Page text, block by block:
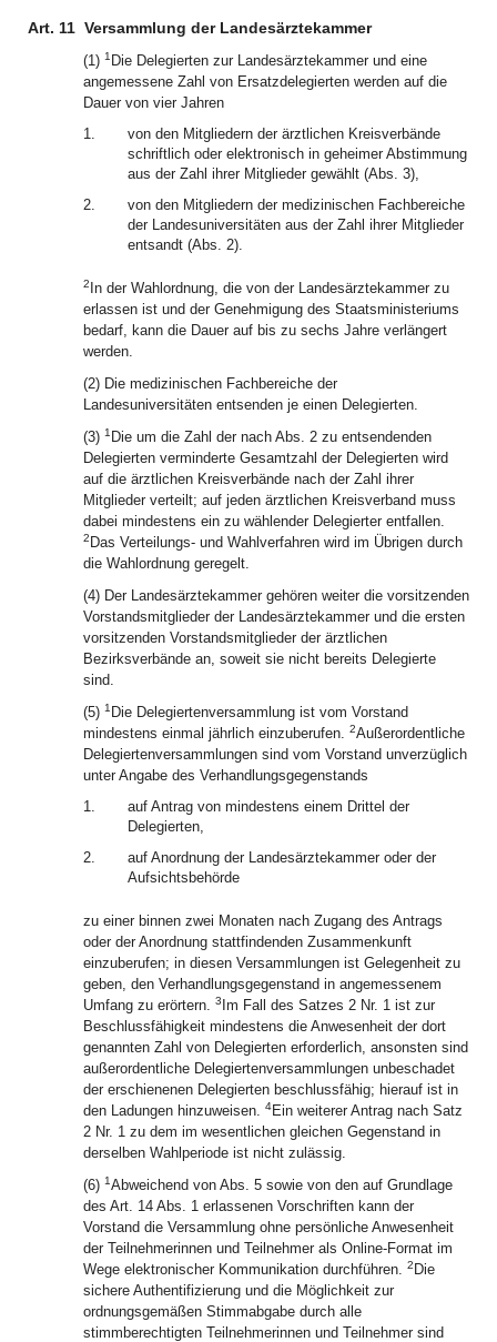
Art. 11 Versammlung der Landesärztekammer
(1) 1 Die Delegierten zur Landesärztekammer und eine
angemessene Zahl von Ersatzdelegierten werden auf die
Dauer von vier Jahren
1.
von den Mitgliedern der ärztlichen Kreisverbände
schriftlich oder elektronisch in geheimer Abstimmung
aus der Zahl ihrer Mitglieder gewählt (Abs. 3),
2.
von den Mitgliedern der medizinischen Fachbereiche
der Landesuniversitäten aus der Zahl ihrer Mitglieder
entsandt (Abs. 2).
2 In der Wahlordnung, die von der Landesärztekammer zu
erlassen ist und der Genehmigung des Staatsministeriums
bedarf, kann die Dauer auf bis zu sechs Jahre verlängert
werden.
(2) Die medizinischen Fachbereiche der
Landesuniversitäten entsenden je einen Delegierten.
(3) 1 Die um die Zahl der nach Abs. 2 zu entsendenden
Delegierten verminderte Gesamtzahl der Delegierten wird
auf die ärztlichen Kreisverbände nach der Zahl ihrer
Mitglieder verteilt; auf jeden ärztlichen Kreisverband muss
dabei mindestens ein zu wählender Delegierter entfallen.
2 Das Verteilungs- und Wahlverfahren wird im Übrigen durch
die Wahlordnung geregelt.
(4) Der Landesärztekammer gehören weiter die vorsitzenden
Vorstandsmitglieder der Landesärztekammer und die ersten
vorsitzenden Vorstandsmitglieder der ärztlichen
Bezirksverbände an, soweit sie nicht bereits Delegierte
sind.
(5) 1 Die Delegiertenversammlung ist vom Vorstand
mindestens einmal jährlich einzuberufen. 2Außerordentliche
Delegiertenversammlungen sind vom Vorstand unverzüglich
unter Angabe des Verhandlungsgegenstands
1.
auf Antrag von mindestens einem Drittel der
Delegierten,
2.
auf Anordnung der Landesärztekammer oder der
Aufsichtsbehörde
zu einer binnen zwei Monaten nach Zugang des Antrags
oder der Anordnung stattfindenden Zusammenkunft
einzuberufen; in diesen Versammlungen ist Gelegenheit zu
geben, den Verhandlungsgegenstand in angemessenem
Umfang zu erörtern. 3 Im Fall des Satzes 2 Nr. 1 ist zur
Beschlussfähigkeit mindestens die Anwesenheit der dort
genannten Zahl von Delegierten erforderlich, ansonsten sind
außerordentliche Delegiertenversammlungen unbeschadet
der erschienenen Delegierten beschlussfähig; hierauf ist in
den Ladungen hinzuweisen. 4Ein weiterer Antrag nach Satz
2 Nr. 1 zu dem im wesentlichen gleichen Gegenstand in
derselben Wahlperiode ist nicht zulässig.
(6) 1Abweichend von Abs. 5 sowie von den auf Grundlage
des Art. 14 Abs. 1 erlassenen Vorschriften kann der
Vorstand die Versammlung ohne persönliche Anwesenheit
der Teilnehmerinnen und Teilnehmer als Online-Format im
Wege elektronischer Kommunikation durchführen. 2 Die
sichere Authentifizierung und die Möglichkeit zur
ordnungsgemäßen Stimmabgabe durch alle
stimmberechtigten Teilnehmerinnen und Teilnehmer sind